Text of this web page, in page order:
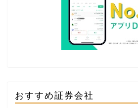
おすすめ証券会社